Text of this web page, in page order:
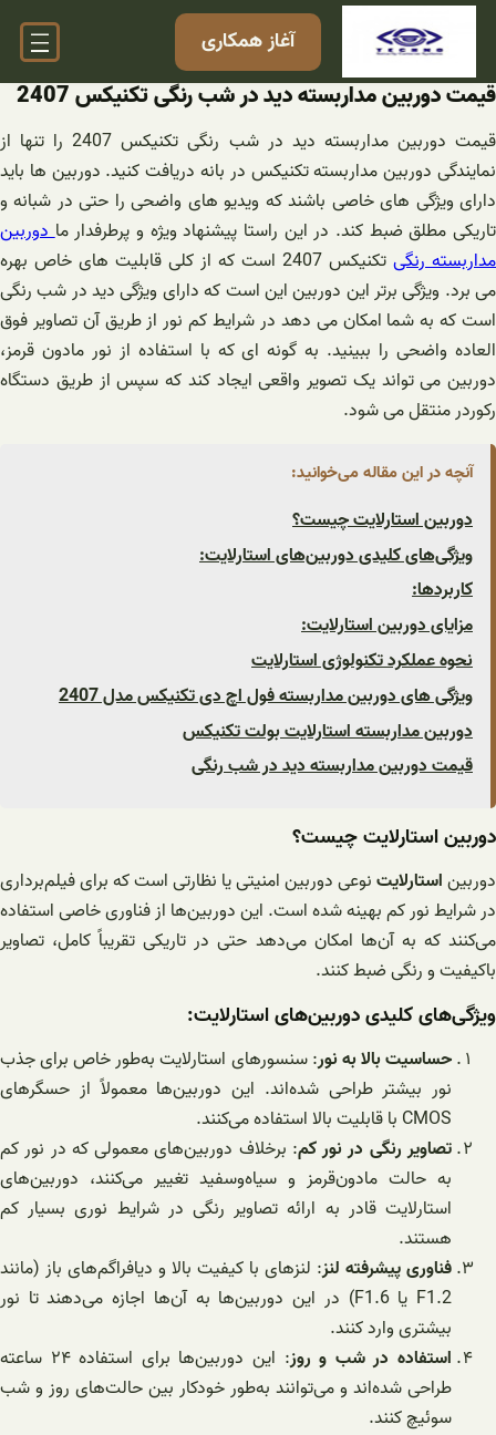
رفتن
آغاز همکاری
قیمت دوربین مداربسته دید در شب رنگی تکنیکس 2407
قیمت دوربین مداربسته دید در شب رنگی تکنیکس 2407 را تنها از
نمایندگی دوربین مداربسته تکنیکس در بانه دریافت کنید. دوربین ها باید
دارای ویژگی های خاصی باشند که ویدیو های‌ واضحی را حتی در‌ شبانه و
تاریکی مطلق ضبط کند. در این راستا پیشنهاد ویژه و پرطرفدار مادوربین
مداربسته رنگی
تکنیکس 2407 است که از کلی قابلیت های خاص بهره
می برد. ویژگی برتر این دوربین این است که دارای ویژگی دید در شب رنگی
است که به شما امکان می دهد در شرایط کم نور از طریق آن تصاویر فوق
العاده واضحی را ببینید. به گونه ای که با استفاده از نور مادون قرمز،
دوربین می تواند یک تصویر واقعی ایجاد کند که سپس از طریق دستگاه
رکوردر منتقل می شود.
آنچه در این مقاله می‌خوانید:
دوربین استارلایت چیست؟
ویژگی‌های کلیدی دوربین‌های استارلایت:
کاربردها:
مزایای دوربین استارلایت:
نحوه عملکرد تکنولوژی استارلایت
ویژگی های دوربین مداربسته فول اچ دی تکنیکس مدل 2407
دوربین مداربسته استارلایت بولت تکنیکس
قیمت دوربین مداربسته دید در شب رنگی
دوربین استارلایت چیست؟
دوربیناستارلایتنوعی دوربین امنیتی یا نظارتی است که برای فیلم‌برداری
در شرایط نور کم بهینه شده است. این دوربین‌ها از فناوری خاصی استفاده
می‌کنند که به آن‌ها امکان می‌دهد حتی در تاریکی تقریباً کامل، تصاویر
باکیفیت و رنگی ضبط کنند.
ویژگی‌های کلیدی دوربین‌های استارلایت:
حساسیت بالا به نور: سنسورهای استارلایت به‌طور خاص برای جذب
نور بیشتر طراحی شده‌اند. این دوربین‌ها معمولاً از حسگرهای
CMOS با قابلیت بالا استفاده می‌کنند.
تصاویر رنگی در نور کم: برخلاف دوربین‌های معمولی که در نور کم
به حالت مادون‌قرمز و سیاه‌وسفید تغییر می‌کنند، دوربین‌های
استارلایت قادر به ارائه تصاویر رنگی در شرایط نوری بسیار کم
هستند.
فناوری پیشرفته لنز: لنزهای با کیفیت بالا و دیافراگم‌های باز (مانند
F1.2 یا F1.6) در این دوربین‌ها به آن‌ها اجازه می‌دهند تا نور
بیشتری وارد کنند.
استفاده در شب و روز
: این دوربین‌ها برای استفاده ۲۴ ساعته
طراحی شده‌اند و می‌توانند به‌طور خودکار بین حالت‌های روز و شب
سوئیچ کنند.